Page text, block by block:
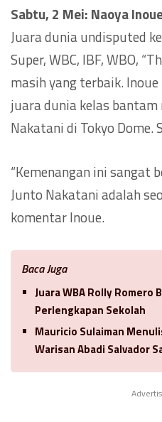
Sabtu, 2 Mei: Naoya
Juara dunia undisputed
Super, WBC, IBF, WBO,
masih yang terbaik.
juara dunia kelas bantam
Nakatani di Tokyo Dome.
“Kemenangan ini sangat
Junto Nakatani adalah
komentar Inoue.
Baca Juga
Juara WBA Rolly Romero
Perlengkapan Sekolah
Mauricio Sulaiman
Warisan Abadi Salvador